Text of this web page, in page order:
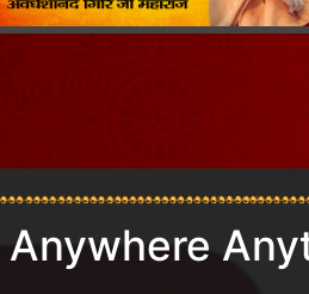
Anywhere